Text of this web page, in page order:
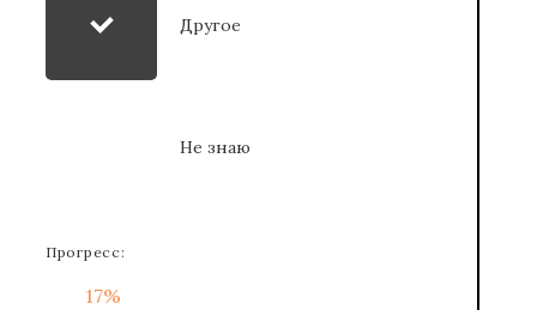
Другое
Не знаю
Прогресс:
17%